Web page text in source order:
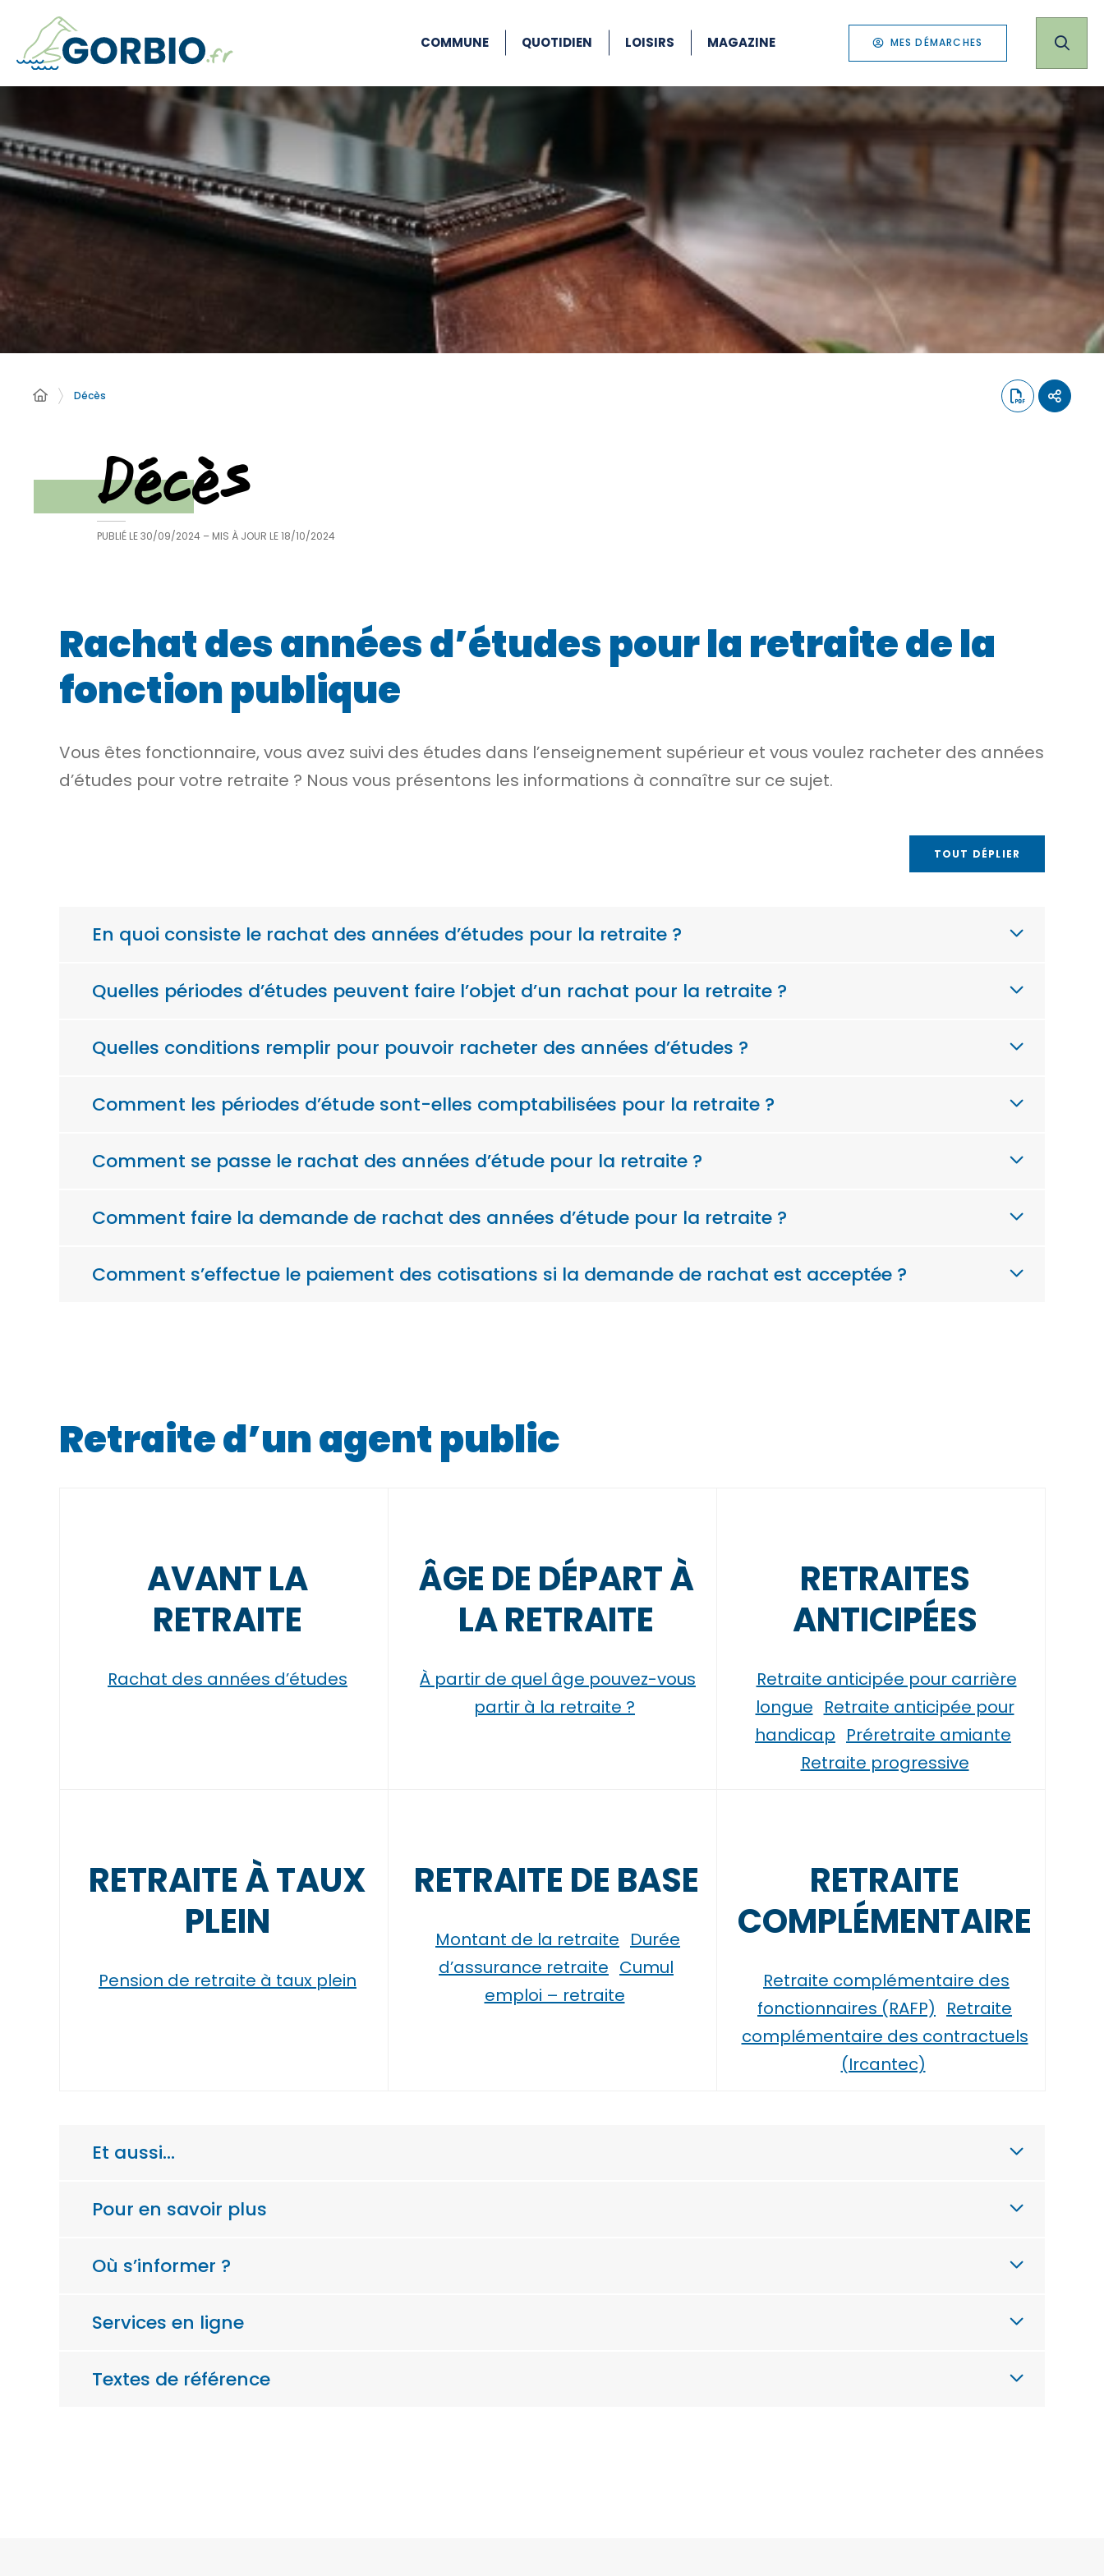
COMMUNE QUOTIDIEN LOISIRS MAGAZINE MES DÉMARCHES
Décès
Décès
PUBLIÉ LE30/09/2024 – MIS À JOUR LE18/10/2024
Rachat des années d’études pour la retraite de la
fonction publique
Vous êtes fonctionnaire, vous avez suivi des études dans l’enseignement supérieur et vous voulez racheter des années
d’études pour votre retraite ? Nous vous présentons les informations à connaître sur ce sujet.
TOUT DÉPLIER
En quoi consiste le rachat des années d’études pour la retraite ?
Quelles périodes d’études peuvent faire l’objet d’un rachat pour la retraite ?
Quelles conditions remplir pour pouvoir racheter des années d’études ?
Comment les périodes d’étude sont-elles comptabilisées pour la retraite ?
Comment se passe le rachat des années d’étude pour la retraite ?
Comment faire la demande de rachat des années d’étude pour la retraite ?
Comment s’effectue le paiement des cotisations si la demande de rachat est acceptée ?
Retraite d’un agent public
AVANT LA
RETRAITE
Rachat des années d’études
ÂGE DE DÉPART À
LA RETRAITE
À partir de quel âge pouvez-vous
partir à la retraite ?
RETRAITES
ANTICIPÉES
Retraite anticipée pour carrière
longue Retraite anticipée pour
handicap Préretraite amiante
Retraite progressive
RETRAITE À TAUX
PLEIN
Pension de retraite à taux plein
RETRAITE DE BASE
Montant de la retraite Durée
d’assurance retraite Cumul
emploi – retraite
RETRAITE
COMPLÉMENTAIRE
Retraite complémentaire des
fonctionnaires (RAFP)
Retraite
complémentaire des contractuels
(Ircantec)
Et aussi…
Pour en savoir plus
Où s’informer ?
Services en ligne
Textes de référence